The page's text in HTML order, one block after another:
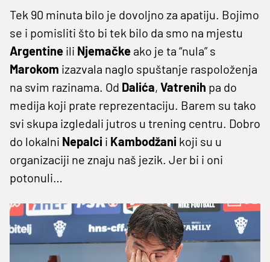
Tek 90 minuta bilo je dovoljno za apatiju. Bojimo
se i pomisliti što bi tek bilo da smo na mjestu
Argentine ili Njemačke ako je ta “nula” s
Marokom izazvala naglo spuštanje raspoloženja
na svim razinama. Od Dalića, Vatrenih pa do
medija koji prate reprezentaciju. Barem su tako
svi skupa izgledali jutros u trening centru. Dobro
do lokalni Nepalci i Kambodžani koji su u
organizaciji ne znaju naš jezik. Jer bi i oni
potonuli…